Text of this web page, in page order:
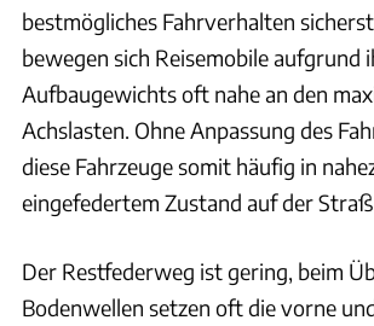
bestmögliches Fahrverhalten
bewegen sich Reisemobile aufgrund
Aufbaugewichts oft nahe an den
Achslasten. Ohne Anpassung des
diese Fahrzeuge somit häufig in
eingefedertem Zustand auf der
Der Restfederweg ist gering, beim
Bodenwellen setzen oft die vorne